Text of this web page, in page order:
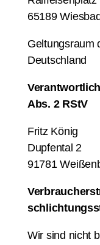
65189
Geltungsraum
Deutschland
Abs. 2 RStV
Fritz König
Dupfental 2
91781
Wir sind nicht